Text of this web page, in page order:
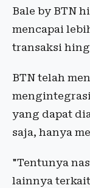
Bale by BTN
mencapai
transaksi
BTN telah
yang dapat
saja, hanya
"Tentunya
lainnya